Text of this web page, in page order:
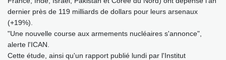
dernier près de 119 milliards de dollars pour leurs arsenaux
(+19%).
"Une nouvelle course aux armements nucléaires s'annonce",
alerte l'ICAN.
Cette étude, ainsi qu'un rapport publié lundi par l'Institut